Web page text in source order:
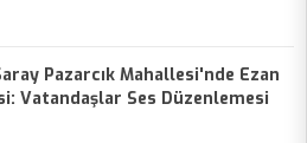
Pazarcık Mahallesi'nde Ezan
Vatandaşlar Ses Düzenlemesi